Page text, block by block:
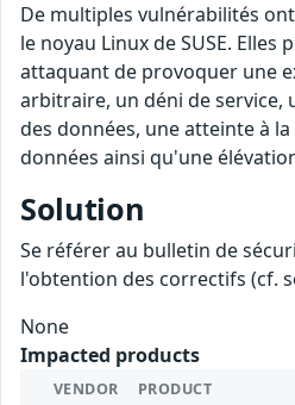
De multiples vulnérabilités
le noyau Linux de SUSE. Elles
attaquant de provoquer une
arbitraire, un déni de
des données, une atteinte à
données ainsi qu'une
Solution
Se référer au bulletin de
l'obtention des correctifs (cf.
None
Impacted products
VENDOR PRODUCT